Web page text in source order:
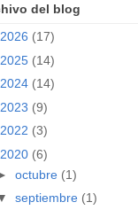
del blog
2026 (17)
2025 (14)
2024 (14)
2023 (9)
2022 (3)
2020 (6)
octubre (1)
septiembre (1)